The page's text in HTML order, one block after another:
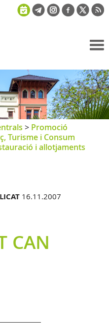
> Promoció
Turisme i Consum
i allotjaments
16.11.2007
CAN